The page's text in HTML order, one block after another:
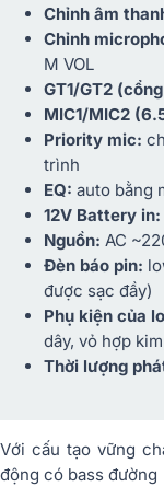
Chỉnh âm
Chỉnh
M VOL
GT1/GT2
MIC1/MIC2
Priority mic:
trình
EQ: auto bằng
12V Battery in:
Nguồn: AC
Đèn báo pin:
được sạc đầy)
Phụ kiện của
dây, vỏ hợp
Thời lượng
Với cấu tạo vững
động có bass đường